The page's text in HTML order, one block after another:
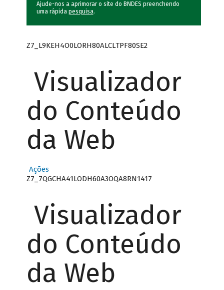
Ajude-nos a aprimorar o site do BNDES preenchendo
uma rápida pesquisa.
Z7_L9KEH4O0LORH80ALCLTPF80SE2
Visualizador
do Conteúdo
da Web
Ações
Z7_7QGCHA41LODH60A3OQA8RN1417
Visualizador
do Conteúdo
da Web